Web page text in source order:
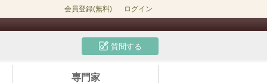
会員登録(無料) ログイン
質問する
専門家